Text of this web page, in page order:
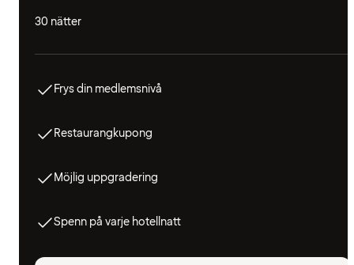
30 nätter
Frys din medlemsnivå
Restaurangkupong
Möjlig uppgradering
Spenn på varje hotellnatt